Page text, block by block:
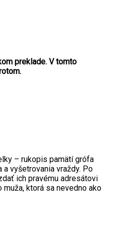
preklade. V tomto
– rukopis pamätí grófa
vyšetrovania vraždy. Po
ich pravému adresátovi
ktorá sa nevedno ako